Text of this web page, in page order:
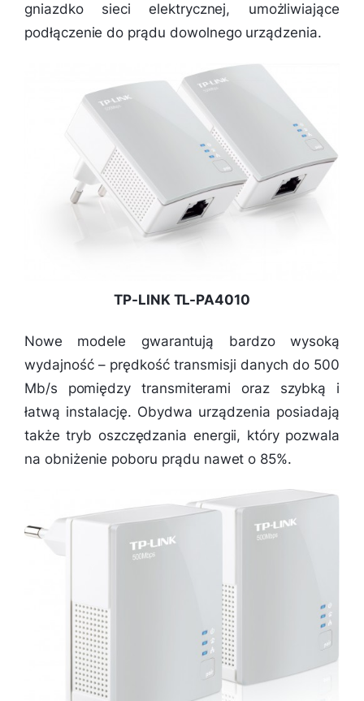
gniazdko sieci elektrycznej, umożliwiające
podłączenie do prądu dowolnego urządzenia.
TP-LINK TL-PA4010
Nowe modele gwarantują bardzo wysoką
wydajność – prędkość transmisji danych do 500
Mb/s pomiędzy transmiterami oraz szybką i
łatwą instalację. Obydwa urządzenia posiadają
także tryb oszczędzania energii, który pozwala
na obniżenie poboru prądu nawet o 85%.